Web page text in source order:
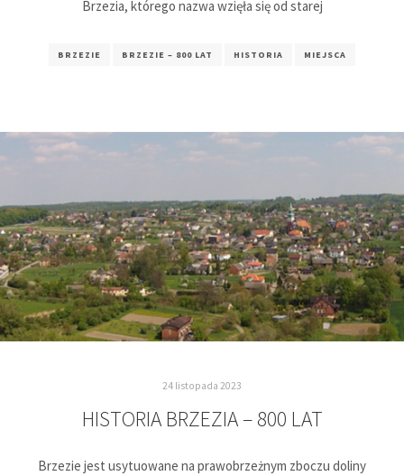
Brzezia, którego nazwa wzięła się od starej
BRZEZIE BRZEZIE – 800 LAT HISTORIA MIEJSCA
24 listopada 2023
HISTORIA BRZEZIA – 800 LAT
Brzezie jest usytuowane na prawobrzeżnym zboczu doliny